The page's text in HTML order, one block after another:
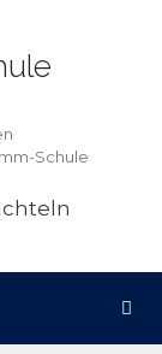
Schule